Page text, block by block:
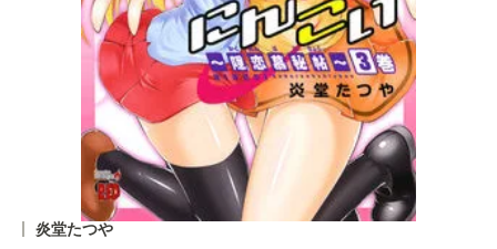
炎堂たつや